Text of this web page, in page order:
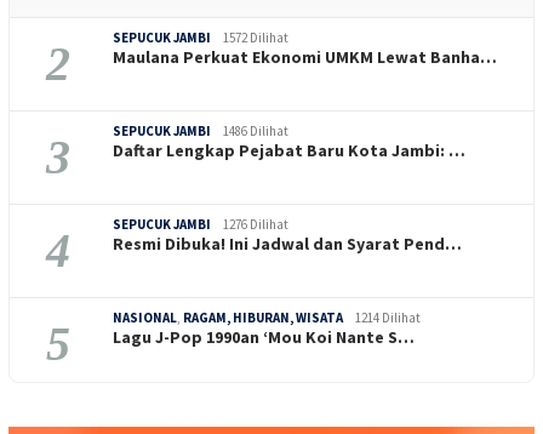
2 SEPUCUK JAMBI 1572 Dilihat
Maulana Perkuat Ekonomi UMKM Lewat Banha…
3 SEPUCUK JAMBI 1486 Dilihat
Daftar Lengkap Pejabat Baru Kota Jambi: …
4 SEPUCUK JAMBI 1276 Dilihat
Resmi Dibuka! Ini Jadwal dan Syarat Pend…
5 NASIONAL, RAGAM, HIBURAN, WISATA 1214 Dilihat
Lagu J-Pop 1990an ‘Mou Koi Nante S…